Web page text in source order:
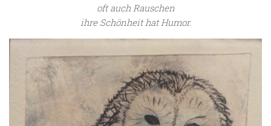
oft auch Rauschen
ihre Schönheit hat Humor.